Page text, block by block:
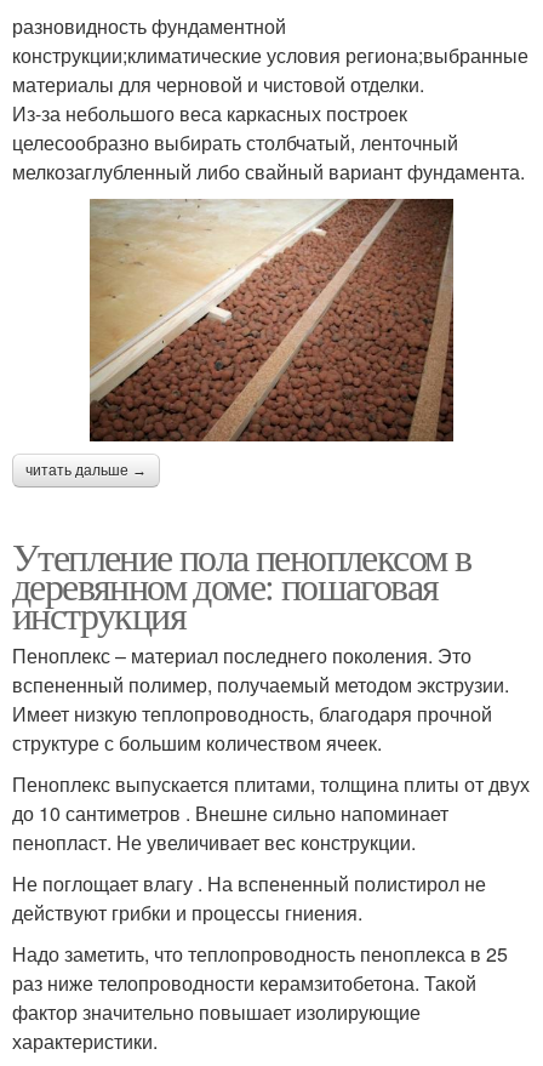
разновидность фундаментной
конструкции;климатические условия региона;выбранные
материалы для черновой и чистовой отделки.
Из-за небольшого веса каркасных построек
целесообразно выбирать столбчатый, ленточный
мелкозаглубленный либо свайный вариант фундамента.
читать дальше →
Утепление пола пеноплексом в
деревянном доме: пошаговая
инструкция
Пеноплекс – материал последнего поколения. Это
вспененный полимер, получаемый методом экструзии.
Имеет низкую теплопроводность, благодаря прочной
структуре с большим количеством ячеек.
Пеноплекс выпускается плитами, толщина плиты от двух
до 10 сантиметров . Внешне сильно напоминает
пенопласт. Не увеличивает вес конструкции.
Не поглощает влагу . На вспененный полистирол не
действуют грибки и процессы гниения.
Надо заметить, что теплопроводность пеноплекса в 25
раз ниже телопроводности керамзитобетона. Такой
фактор значительно повышает изолирующие
характеристики.